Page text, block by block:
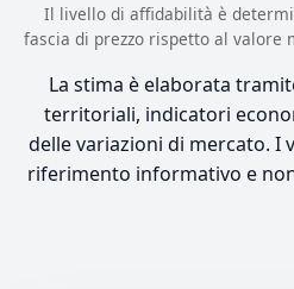
Il livello di affidabilità è
fascia di prezzo rispetto al
La stima è elaborata
territoriali, indicatori
delle variazioni di mercato. I
riferimento informativo e